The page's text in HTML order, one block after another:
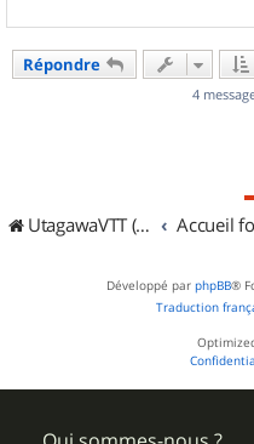
Répondre
4
UtagawaVTT (Randos VTT et VTTAE avec traces GPS) Accueil
Développé par phpBB®
Traduction